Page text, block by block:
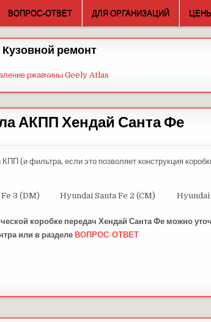
ВОПРОС-ОТВЕТ ДЛЯ ОРГАНИЗАЦИЙ
Кузовной ремонт
ржавчины Geely Atlas
АКПП Хендай Санта Фе
(и фильтра, если это позволяет конструкция
3 (DM) Hyundai Santa Fe 2 (CM) Hyundai
коробке передач Хендай Санта Фе можно
или в разделе ВОПРОС-ОТВЕТ